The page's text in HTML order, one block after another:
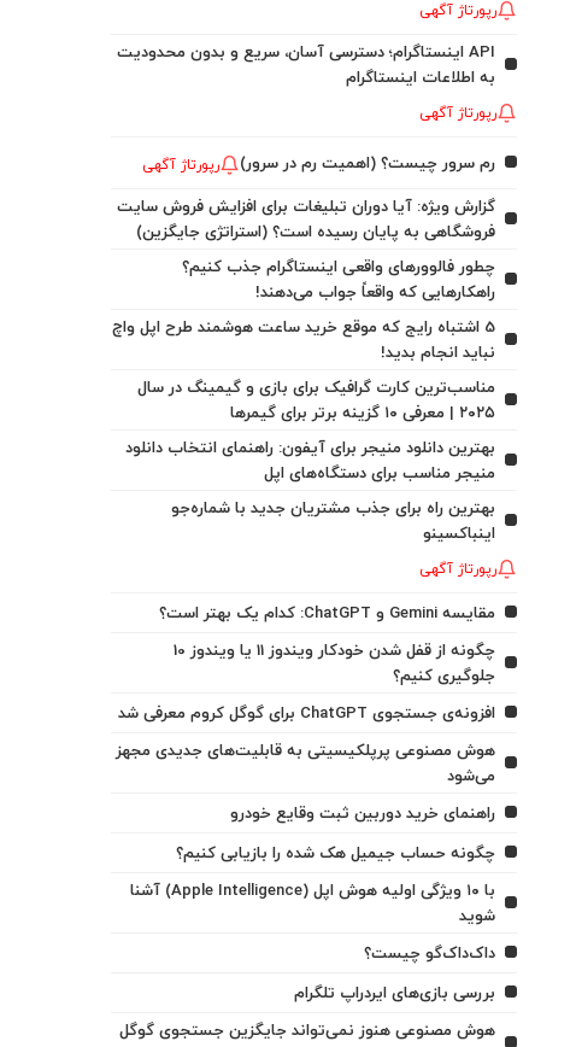
رپورتاژ آگهی
API اینستاگرام؛ دسترسی آسان، سریع و بدون محدودیت
به اطلاعات اینستاگرام
رپورتاژ آگهی
رم سرور چیست؟ (اهمیت رم در سرور) رپورتاژ آگهی
گزارش ویژه: آیا دوران تبلیغات برای افزایش فروش سایت
فروشگاهی به پایان رسیده است؟ (استراتژی جایگزین)
چطور فالوورهای واقعی اینستاگرام جذب کنیم؟
راهکارهایی که واقعاً جواب می‌دهند!
5 اشتباه رایج که موقع خرید ساعت هوشمند طرح اپل واچ
نباید انجام بدید!
مناسب‌ترین کارت گرافیک برای بازی و گیمینگ در سال
۲۰۲۵ | معرفی ۱۰ گزینه برتر برای گیمرها
بهترین دانلود منیجر برای آیفون: راهنمای انتخاب دانلود
منیجر مناسب برای دستگاه‌های اپل
بهترین راه برای جذب مشتریان جدید با شماره‌جو
اینباکسینو
رپورتاژ آگهی
مقایسه Gemini و ChatGPT: کدام یک بهتر است؟
چگونه از قفل شدن خودکار ویندوز 11 یا ویندوز 10
جلوگیری کنیم؟
افزونه‌ی جستجوی ChatGPT برای گوگل کروم معرفی شد
هوش مصنوعی پرپلکیسیتی به قابلیت‌های جدیدی مجهز
می‌شود
راهنمای خرید دوربین ثبت وقایع خودرو
چگونه حساب جیمیل هک شده را بازیابی کنیم؟
با ۱۰ ویژگی اولیه هوش اپل (Apple Intelligence) آشنا
شوید
داک‌داک‌گو چیست؟
بررسی بازی‌های ایردراپ تلگرام
هوش مصنوعی هنوز نمی‌تواند جایگزین جستجوی گوگل